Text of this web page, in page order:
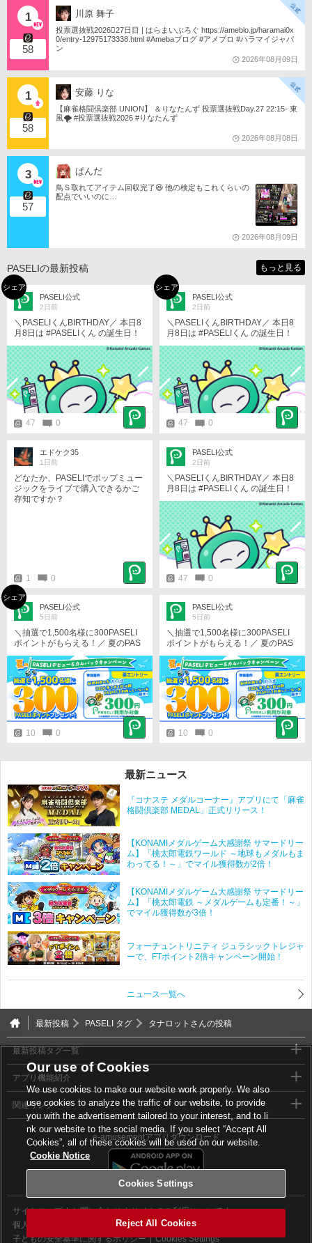
1
58
川原 舞子
投票選抜戦2026󾇟27日目 | はらまいぶろぐ https://ameblo.jp/haramai0x
0/entry-12975173338.html #Amebaブログ #アメブロ #ハラマイジャパ
ン
2026年08月09日
1
58
安藤 りな
【麻雀格闘倶楽部 UNION】 ＆りなたんず 投票選抜戦Day.27 22:15- 東
風🌪️ #投票選抜戦2026 #りなたんず
2026年08月08日
3
57
ぱんだ
鳥Ｓ取れてアイテム回収完了😆 他の検定もこれくらいの
配点でいいのに…
2026年08月09日
PASELIの最新投稿 もっと見る
PASELI公式
2日前
シェア
＼PASELIくんBIRTHDAY／ 本日8
月8日は #PASELIくん の誕生日！
ユーザーさん！いつもありがと
う！ 誕生日を記念して、壁紙を配
布中！ ぜひ、チェックしてみて
ね！ https://p.eagate.573.jp/game/
paseli/paseli-kun/comic/archive/09
7.html #PASELIくんのPaySmartEn
joyLife #パセリくん
47
0
PASELI公式
2日前
シェア
＼PASELIくんBIRTHDAY／ 本日8
月8日は #PASELIくん の誕生日！
ユーザーさん！いつもありがと
う！ 誕生日を記念して、壁紙を配
布中！ ぜひ、チェックしてみて
ね！ https://p.eagate.573.jp/game/
paseli/paseli-kun/comic/archive/09
7.html #PASELIくんのPaySmartEn
joyLife #パセリくん
47
0
エドケク35
1日前
どなたか、PASELIでポップミュー
ジックをライブで購入できるかご
存知ですか？
1 0
PASELI公式
2日前
＼PASELIくんBIRTHDAY／ 本日8
月8日は #PASELIくん の誕生日！
う！ 誕生日を記念して、壁紙を配
布中！ ぜひ、チェックしてみて
ね！ https://p.eagate.573.jp/game/
paseli/paseli-kun/comic/archive/09
7.html #PASELIくんのPaySmartEn
joyLife #パセリくん
47
0
PASELI公式
5日前
シェア
＼抽選で1,500名様に300PASELI
ポイントがもらえる！／ 夏のPAS
ELIデビュー＆カムバックキャンペ
ーン開催！ 新規・復帰ユーザー限
定！ 対象商品でPASELIを300円以
上利用すると、抽選で1,500名様に
300PASELIポイントをプレゼン
ト！ ／ 今すぐエントリー！ ＼ 詳
細はこちら https://p.eagate.573.jp/
game/paseli/campaign/P26_02/?u
tm_medium=banner&utm_campai
10 0
PASELI公式
5日前
＼抽選で1,500名様に300PASELI
ポイントがもらえる！／ 夏のPAS
ELIデビュー＆カムバックキャンペ
ーン開催！ 新規・復帰ユーザー限
定！ 対象商品でPASELIを300円以
上利用すると、抽選で1,500名様に
300PASELIポイントをプレゼン
ト！ ／ 今すぐエントリー！ ＼ 詳
細はこちら https://p.eagate.573.jp/
game/paseli/campaign/P26_02/?u
tm_medium=banner&utm_campai
10 0
最新ニュース
『コナステ メダルコーナー』アプリにて「麻雀
格闘倶楽部 MEDAL」正式リリース！
【KONAMIメダルゲーム大感謝祭 サマードリー
ム】「桃太郎電鉄ワールド ～地球もメダルもま
わってる！～」でマイル獲得数が2倍！
【KONAMIメダルゲーム大感謝祭 サマードリー
ム】「桃太郎電鉄 ～メダルゲームも定番！～」
でマイル獲得数が3倍！
フォーチュントリニティ ジュラシックトレジャ
ーで、FTポイント2倍キャンペーン開始！
ニュース一覧へ
最新投稿 PASELI タグ タナロットさんの投稿
最新投稿タグ一覧
アプリ機能紹介
関連リンク
e-amusementアプリダウンロード
サイトマップ お問い合わせ
サイトのご利用について
個人情報等保護方針
外部送信について
子どもの安全基準に関するポリシー
Cookies Settings
Our use of Cookies
We use cookies to make our website work properly. We also
use cookies to analyze the traffic of our website, to provide
you with the advertisement tailored to your interest, and to li
nk our website to the social media. If you select “Accept All
Cookies”, all of these cookies will be used on our website.
Cookie Notice
Cookies Settings
Reject All Cookies